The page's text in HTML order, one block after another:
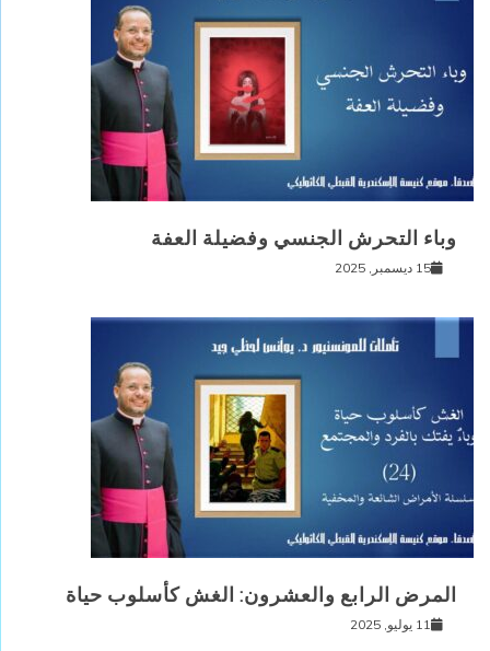
وباء التحرش الجنسي وفضيلة العفة
15 ديسمبر, 2025
المرض الرابع والعشرون: الغش كأسلوب حياة
11 يوليو, 2025